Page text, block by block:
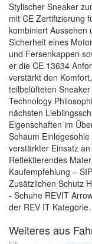
Stylischer Sneaker
mit CE Zertifizierung
kombiniert Aussehen
Sicherheit eines
und Fersenkappen
er die CE 13634
verstärkt den
teilbelüfteten
Technology
nächsten
Eigenschaften im
Schaum
verstärkter Einsatz
Reflektierendes
Kaufempfehlung –
Zusätzlichen Schutz
- Schuhe REVIT
der REV IT Kategorie.
Weiteres aus